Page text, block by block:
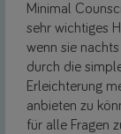
Minimal
sehr wichtiges
wenn sie
durch die
Erleichterung
anbieten zu
für alle Fragen